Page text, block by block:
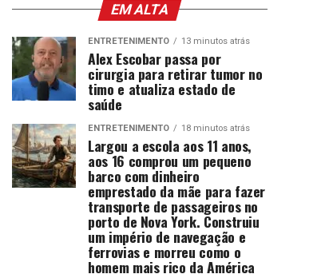
EM ALTA
ENTRETENIMENTO 13 minutos atrás
Alex Escobar passa por
cirurgia para retirar tumor no
timo e atualiza estado de
saúde
ENTRETENIMENTO 18 minutos atrás
Largou a escola aos 11 anos,
aos 16 comprou um pequeno
barco com dinheiro
emprestado da mãe para fazer
transporte de passageiros no
porto de Nova York. Construiu
um império de navegação e
ferrovias e morreu como o
homem mais rico da América